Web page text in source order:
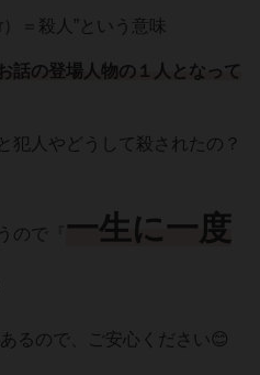
＝殺人”という意味
話の登場人物の１人となって
犯人やどうして殺されたの？
ので『
一生に一度
るので、ご安心ください😊